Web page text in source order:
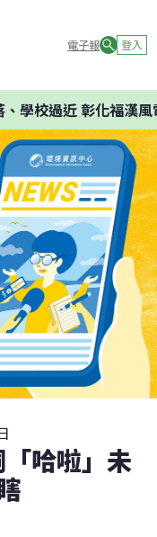
電子報 登入
學校過近 彰化福漢風
哈啦」未